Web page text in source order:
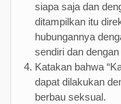
siapa saja dan
ditampilkan itu
hubungannya
sendiri dan dengan
Katakan bahwa
dapat dilakukan
berbau seksual.